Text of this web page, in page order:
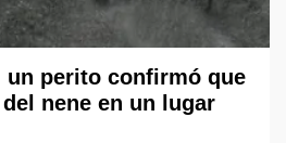
perito confirmó que
nene en un lugar